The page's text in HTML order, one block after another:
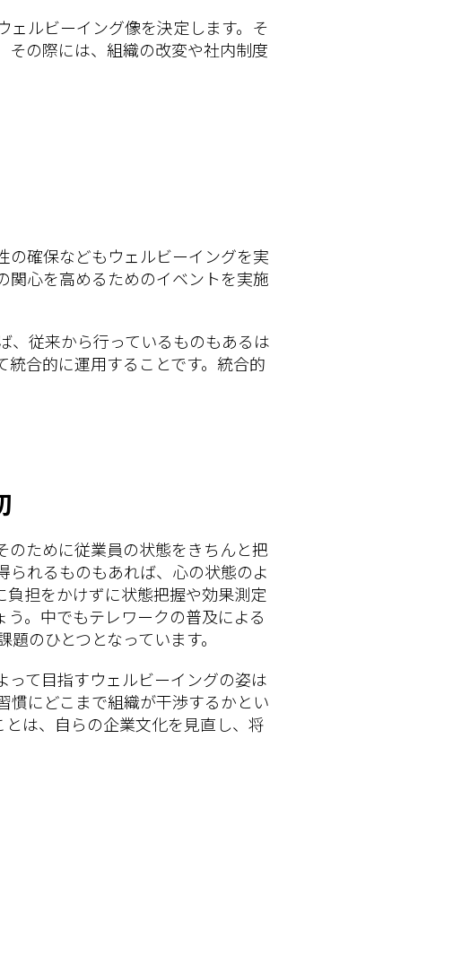
ェルビーイング像を決定します。そ
その際には、組織の改変や社内制度
の確保などもウェルビーイングを実
関心を高めるためのイベントを実施
、従来から行っているものもあるは
合的に運用することです。統合的
のために従業員の状態をきちんと把
れるものもあれば、心の状態のよ
担をかけずに状態把握や効果測定
。中でもテレワークの普及による
のひとつとなっています。
って目指すウェルビーイングの姿は
慣にどこまで組織が干渉するかとい
は、自らの企業文化を見直し、将